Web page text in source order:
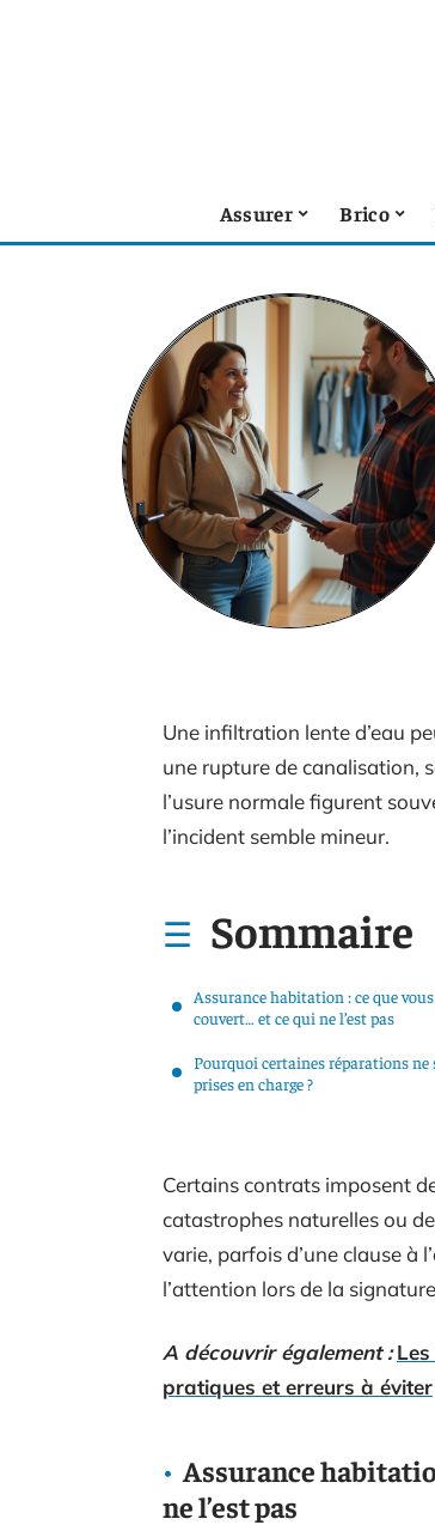
Assurer Brico
Une infiltration lente d’eau
une rupture de canalisation,
l’usure normale figurent
l’incident semble mineur.
Sommaire
Assurance habitation : ce que
couvert… et ce qui ne l’est pas
Pourquoi certaines réparations
prises en charge ?
Certains contrats imposent
catastrophes naturelles ou
varie, parfois d’une clause à
l’attention lors de la
A découvrir également :
pratiques et erreurs à éviter
Assurance
ne l’est pas